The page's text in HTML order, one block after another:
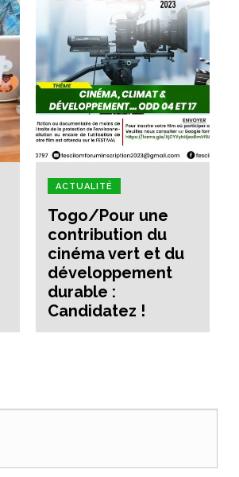
ACTUALITÉ
Togo/Pour une
contribution du
cinéma vert et du
développement
durable :
Candidatez !